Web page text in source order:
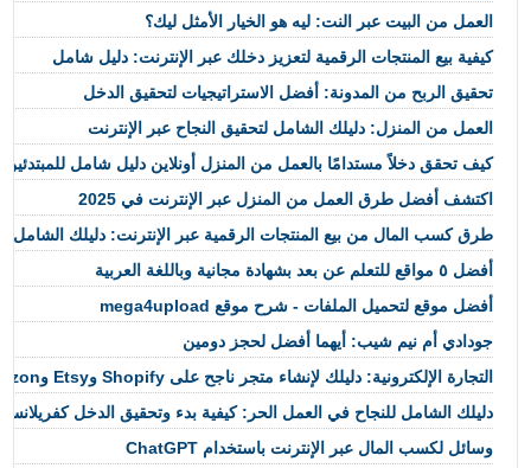
العمل من البيت عبر النت: ليه هو الخيار الأمثل ليك؟
كيفية بيع المنتجات الرقمية لتعزيز دخلك عبر الإنترنت: دليل شامل
تحقيق الربح من المدونة: أفضل الاستراتيجيات لتحقيق الدخل
العمل من المنزل: دليلك الشامل لتحقيق النجاح عبر الإنترنت
كيف تحقق دخلاً مستدامًا بالعمل من المنزل أونلاين دليل شامل للمبتدئين
اكتشف أفضل طرق العمل من المنزل عبر الإنترنت في 2025
طرق كسب المال من بيع المنتجات الرقمية عبر الإنترنت: دليلك
أفضل ٥ مواقع للتعلم عن بعد بشهادة مجانية وباللغة العربية
أفضل موقع لتحميل الملفات - شرح موقع mega4upload
جودادي أم نيم شيب: أيهما أفضل لحجز دومين
التجارة الإلكترونية: دليلك لإنشاء متجر ناجح على Shopify وEtsy وAmazon
دليلك الشامل للنجاح في العمل الحر: كيفية بدء وتحقيق الدخل كفريلانسر
وسائل لكسب المال عبر الإنترنت باستخدام ChatGPT